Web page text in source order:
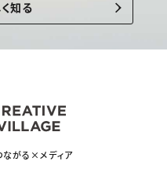
知る
ながる×メディア